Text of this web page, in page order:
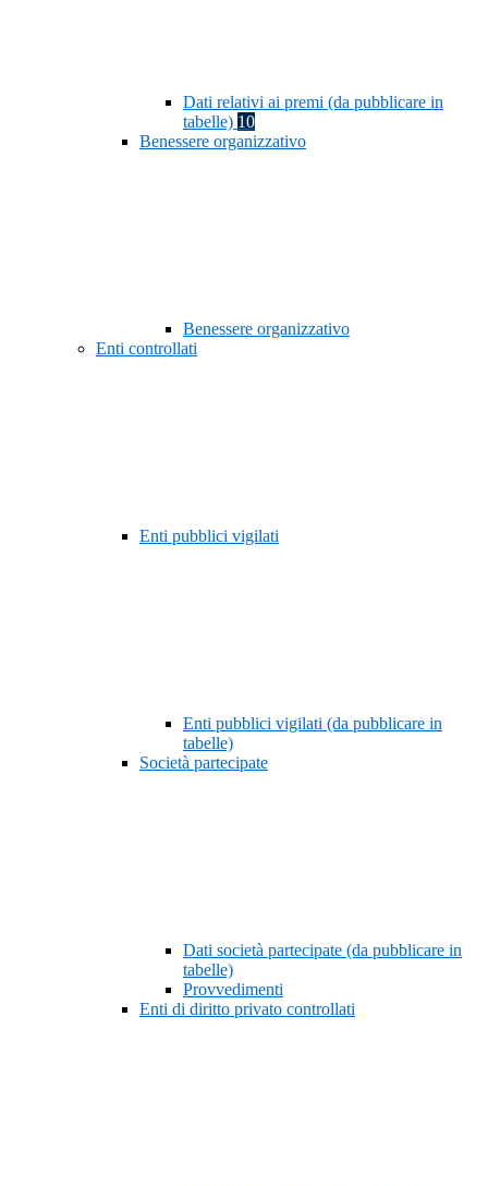
Dati relativi ai premi (da pubblicare in
tabelle) 10
Benessere organizzativo
Benessere organizzativo
Enti controllati
Enti pubblici vigilati
Enti pubblici vigilati (da pubblicare in
tabelle)
Società partecipate
Dati società partecipate (da pubblicare in
tabelle)
Provvedimenti
Enti di diritto privato controllati